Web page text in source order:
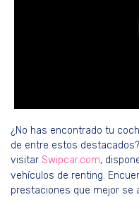
¿No has encontrado tu
de entre estos
visitar Swipcar.com,
vehículos de renting.
prestaciones que mejor se